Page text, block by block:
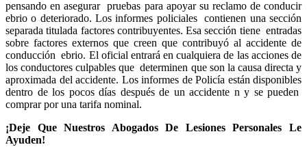
pensando en asegurar pruebas para apoyar su reclamo de conducir
ebrio o deteriorado. Los informes policiales contienen una sección
separada titulada factores contribuyentes. Esa sección tiene entradas
sobre factores externos que creen que contribuyó al accidente de
conducción ebrio. El oficial entrará en cualquiera de las acciones de
los conductores culpables que determinen que son la causa directa y
aproximada del accidente. Los informes de Policía están disponibles
dentro de los pocos días después de un accidente n y se pueden
comprar por una tarifa nominal.
¡Deje Que Nuestros Abogados De Lesiones Personales Le
Ayuden!